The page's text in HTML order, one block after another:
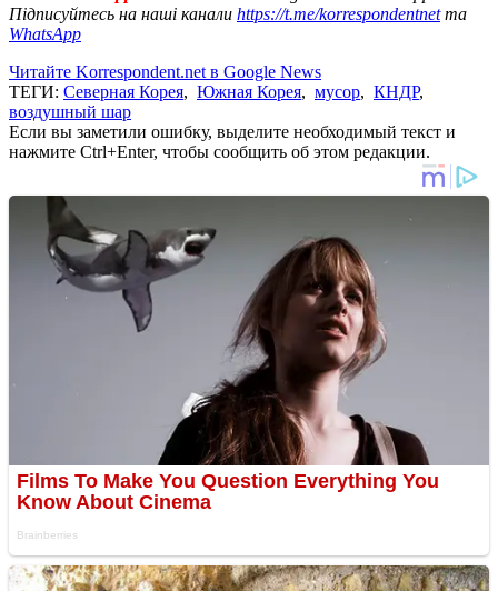
Підписуйтесь на наші канали https://t.me/korrespondentnetта
WhatsApp
Читайте Korrespondent.net в Google News
ТЕГИ: Северная Корея, Южная Корея, мусор, КНДР,
воздушный шар
Если вы заметили ошибку, выделите необходимый текст и
нажмите Ctrl+Enter, чтобы сообщить об этом редакции.